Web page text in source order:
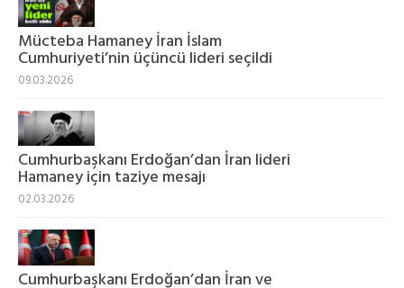
Mücteba Hamaney İran İslam
Cumhuriyeti’nin üçüncü lideri seçildi
09.03.2026
Cumhurbaşkanı Erdoğan’dan İran lideri
Hamaney için taziye mesajı
02.03.2026
Cumhurbaşkanı Erdoğan’dan İran ve